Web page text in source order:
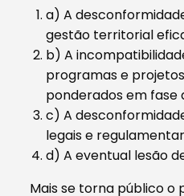
a) A
gestão territorial
b) A
programas e
ponderados em fase
c) A
legais e
d) A eventual lesão
Mais se torna público